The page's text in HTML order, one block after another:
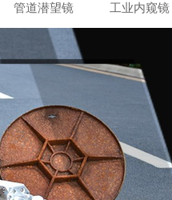
管道潜望镜 工业内窥镜